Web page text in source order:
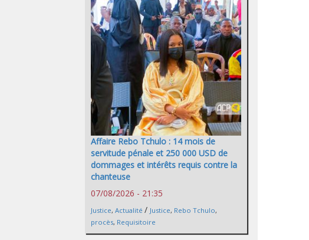
Affaire Rebo Tchulo : 14 mois de
servitude pénale et 250 000 USD de
dommages et intérêts requis contre la
chanteuse
07/08/2026 - 21:35
Justice, Actualité / Justice, Rebo Tchulo,
procès, Requisitoire